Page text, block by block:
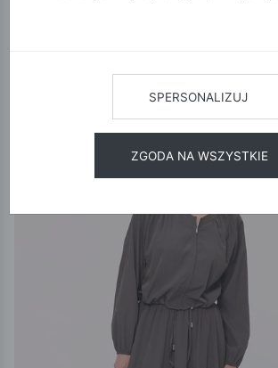
SPERSONALIZUJ
ZGODA NA WSZYSTKIE